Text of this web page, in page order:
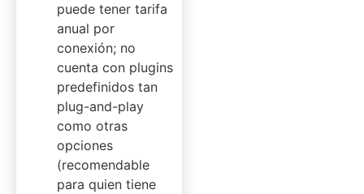
puede tener tarifa
anual por
conexión; no
cuenta con plugins
predefinidos tan
plug-and-play
como otras
opciones
(recomendable
para quien tiene